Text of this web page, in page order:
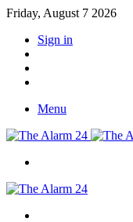
Friday, August 7 2026
Sign in
Menu